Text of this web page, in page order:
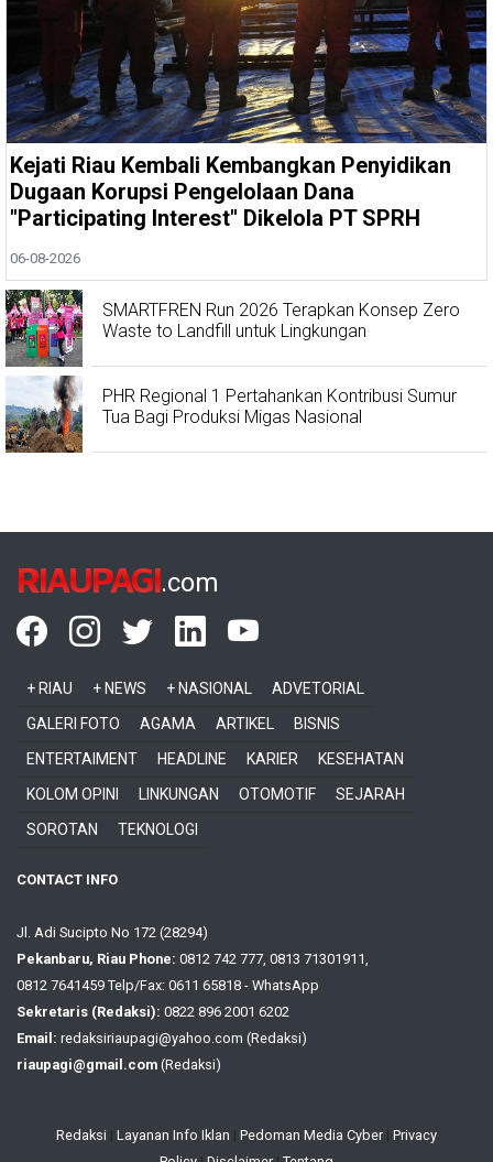
Kejati Riau Kembali Kembangkan Penyidikan
Dugaan Korupsi Pengelolaan Dana
"Participating Interest" Dikelola PT SPRH
06-08-2026
SMARTFREN Run 2026 Terapkan Konsep Zero
Waste to Landfill untuk Lingkungan
PHR Regional 1 Pertahankan Kontribusi Sumur
Tua Bagi Produksi Migas Nasional
RIAUPAGI.com
+ RIAU + NEWS + NASIONAL
ADVETORIAL
GALERI FOTO
AGAMA ARTIKEL
BISNIS
ENTERTAIMENT
HEADLINE KARIER
KESEHATAN
KOLOM OPINI
LINKUNGAN OTOMOTIF
SEJARAH
SOROTAN
TEKNOLOGI
CONTACT INFO
Jl. Adi Sucipto No 172 (28294)
Pekanbaru, Riau Phone: 0812 742 777, 0813 71301911,
0812 7641459 Telp/Fax: 0611 65818 - WhatsApp
Sekretaris (Redaksi): 0822 896 2001 6202
Email: redaksiriaupagi@yahoo.com (Redaksi)
riaupagi@gmail.com (Redaksi)
Redaksi Layanan Info Iklan Pedoman Media Cyber Privacy